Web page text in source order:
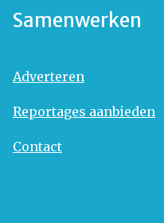
Samenwerken
Adverteren
Reportages aanbieden
Contact